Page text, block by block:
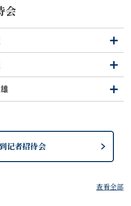
及在华日本人被拘留的问题等就日
强烈要求中方尽早撤销对日本产
在现有国际规则下，为国际社会
，两国首脑一致认为，在经济和国
展互惠合作，并将推动包括节能环
、护理、康养领域等的合作。与此
为推动上述合作，确保透明、可预
一致同意，要重新激活包括肩负两
民交流，早日重启经济高层对话以
制。
规则共同采取行动的必要性。关于
会
打
开
关
闭
打
开
关
闭
打
开
关
闭
查看全部
记者招待会